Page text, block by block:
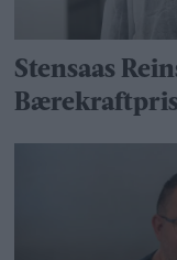
Stensaas